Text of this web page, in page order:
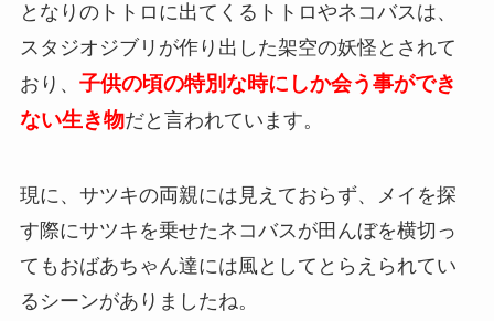
となりのトトロに出てくるトトロやネコバスは、
スタジオジブリが作り出した架空の妖怪とされて
おり、 子供の頃の特別な時にしか会う事ができ
ない生き物だと言われています。
現に、サツキの両親には見えておらず、メイを探
す際にサツキを乗せたネコバスが田んぼを横切っ
てもおばあちゃん達には風としてとらえられてい
るシーンがありましたね。